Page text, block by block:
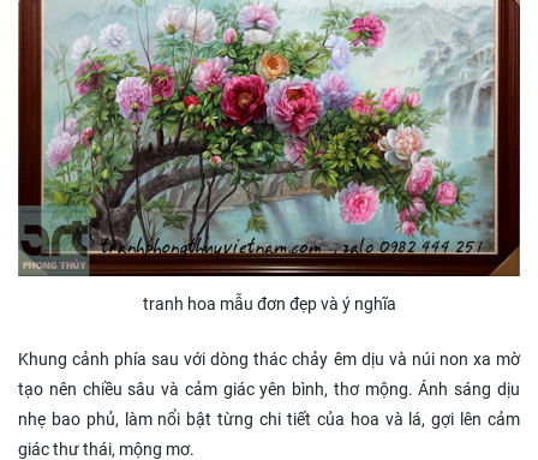
tranh hoa mẫu đơn đẹp và ý nghĩa
Khung cảnh phía sau với dòng thác chảy êm dịu và núi non xa mờ
tạo nên chiều sâu và cảm giác yên bình, thơ mộng. Ánh sáng dịu
nhẹ bao phủ, làm nổi bật từng chi tiết của hoa và lá, gợi lên cảm
giác thư thái, mộng mơ.